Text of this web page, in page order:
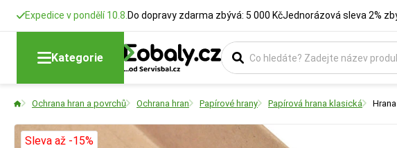
Expedice v pondělí 10.8. Do dopravy zdarma zbývá: 5 000 KčJednorázová sleva 2%
Kategorie
Ochrana hran a povrchů Ochrana hran Papírové hrany Papírová hrana klasická
Sleva až -15%